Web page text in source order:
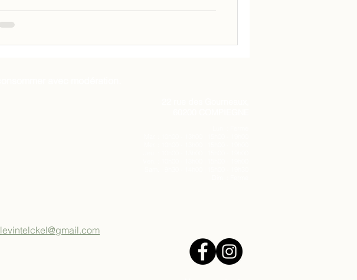
levintelckel@gmail.com